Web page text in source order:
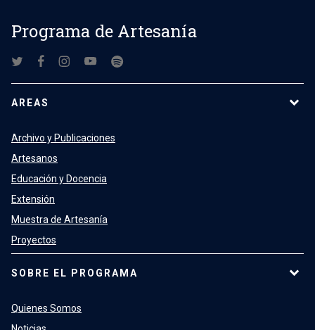
Programa de Artesanía
AREAS
Archivo y Publicaciones
Artesanos
Educación y Docencia
Extensión
Muestra de Artesanía
Proyectos
SOBRE EL PROGRAMA
Quienes Somos